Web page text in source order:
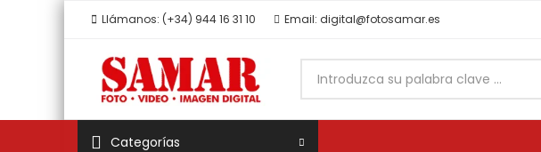
Llámanos: (+34) 944 16 31 10 Email: digital@fotosamar.es
Categorías